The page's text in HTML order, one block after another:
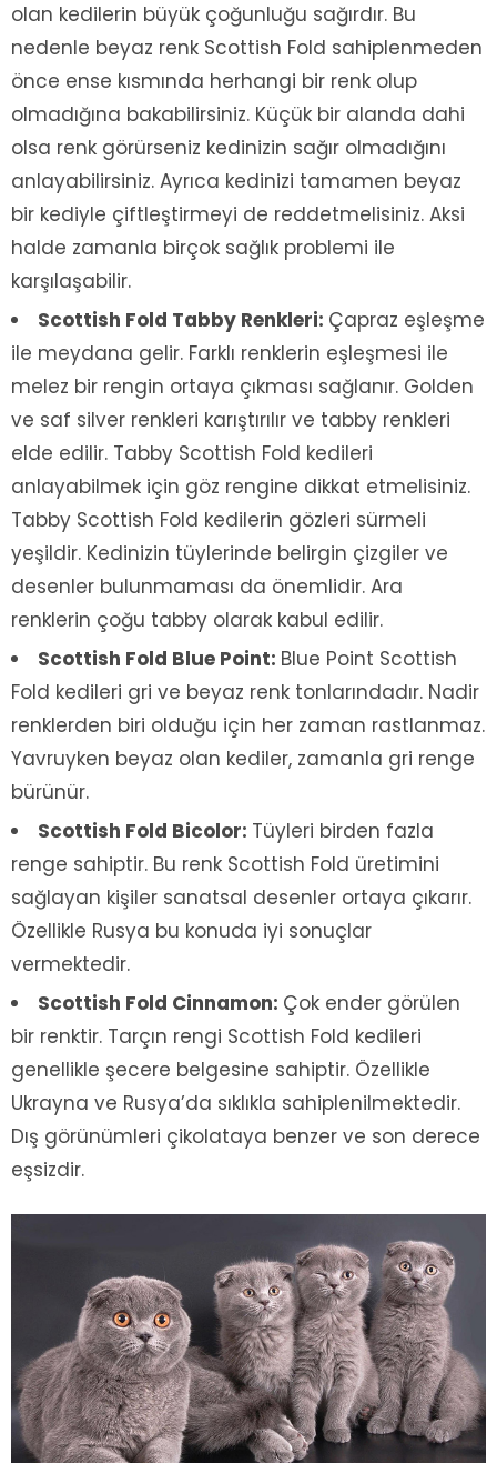
olan kedilerin büyük çoğunluğu sağırdır. Bu
nedenle beyaz renk Scottish Fold sahiplenmeden
önce ense kısmında herhangi bir renk olup
olmadığına bakabilirsiniz. Küçük bir alanda dahi
olsa renk görürseniz kedinizin sağır olmadığını
anlayabilirsiniz. Ayrıca kedinizi tamamen beyaz
bir kediyle çiftleştirmeyi de reddetmelisiniz. Aksi
halde zamanla birçok sağlık problemi ile
karşılaşabilir.
Scottish Fold Tabby Renkleri: Çapraz eşleşme
ile meydana gelir. Farklı renklerin eşleşmesi ile
melez bir rengin ortaya çıkması sağlanır. Golden
ve saf silver renkleri karıştırılır ve tabby renkleri
elde edilir. Tabby Scottish Fold kedileri
anlayabilmek için göz rengine dikkat etmelisiniz.
Tabby Scottish Fold kedilerin gözleri sürmeli
yeşildir. Kedinizin tüylerinde belirgin çizgiler ve
desenler bulunmaması da önemlidir. Ara
renklerin çoğu tabby olarak kabul edilir.
Scottish Fold Blue Point: Blue Point Scottish
Fold kedileri gri ve beyaz renk tonlarındadır. Nadir
renklerden biri olduğu için her zaman rastlanmaz.
Yavruyken beyaz olan kediler, zamanla gri renge
bürünür.
Scottish Fold Bicolor: Tüyleri birden fazla
renge sahiptir. Bu renk Scottish Fold üretimini
sağlayan kişiler sanatsal desenler ortaya çıkarır.
Özellikle Rusya bu konuda iyi sonuçlar
vermektedir.
Scottish Fold Cinnamon: Çok ender görülen
bir renktir. Tarçın rengi Scottish Fold kedileri
genellikle şecere belgesine sahiptir. Özellikle
Ukrayna ve Rusya’da sıklıkla sahiplenilmektedir.
Dış görünümleri çikolataya benzer ve son derece
eşsizdir.